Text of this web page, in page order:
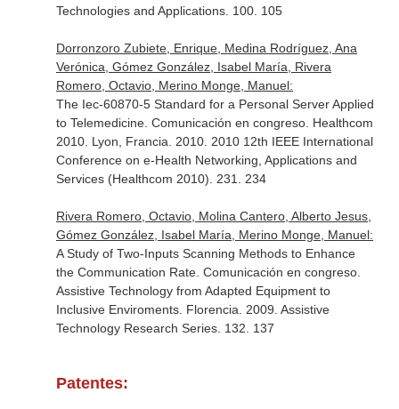
Technologies and Applications. 100. 105
Dorronzoro Zubiete, Enrique, Medina Rodríguez, Ana
Verónica, Gómez González, Isabel María, Rivera
Romero, Octavio, Merino Monge, Manuel:
The Iec-60870-5 Standard for a Personal Server Applied
to Telemedicine. Comunicación en congreso. Healthcom
2010. Lyon, Francia. 2010. 2010 12th IEEE International
Conference on e-Health Networking, Applications and
Services (Healthcom 2010). 231. 234
Rivera Romero, Octavio, Molina Cantero, Alberto Jesus,
Gómez González, Isabel María, Merino Monge, Manuel:
A Study of Two-Inputs Scanning Methods to Enhance
the Communication Rate. Comunicación en congreso.
Assistive Technology from Adapted Equipment to
Inclusive Enviroments. Florencia. 2009. Assistive
Technology Research Series. 132. 137
Patentes: